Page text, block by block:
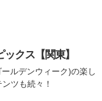
クス【関東】
ルデンウィーク)の楽し
ツも続々！